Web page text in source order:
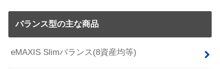
バランス型の主な商品
eMAXIS Slimバランス(8資産均等)